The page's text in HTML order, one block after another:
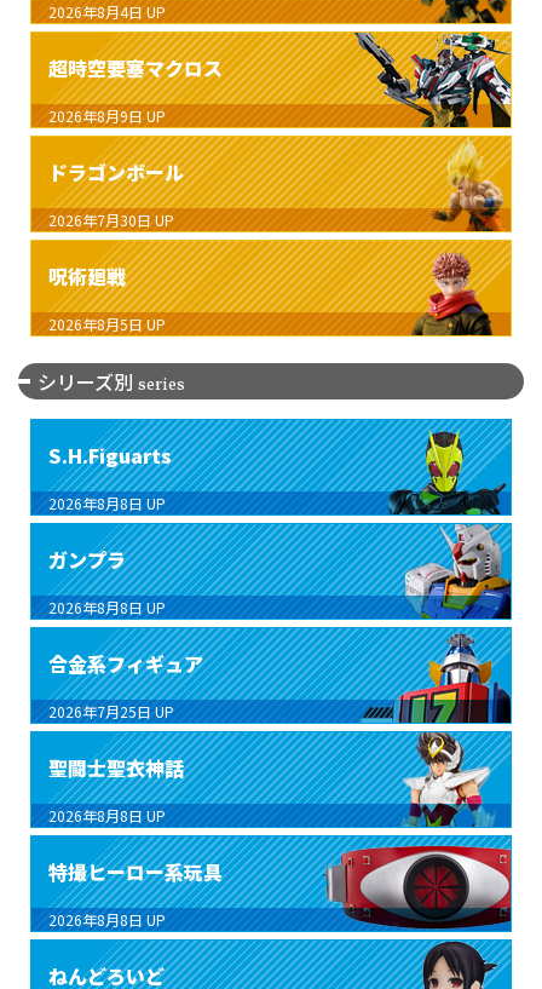
2026年8月4日 UP
超時空要塞マクロス
2026年8月9日 UP
ドラゴンボール
2026年7月30日 UP
呪術廻戦
2026年8月5日 UP
シリーズ別 series
S.H.Figuarts
2026年8月8日 UP
ガンプラ
2026年8月8日 UP
合金系フィギュア
2026年7月25日 UP
聖闘士聖衣神話
2026年8月8日 UP
特撮ヒーロー系玩具
2026年8月8日 UP
ねんどろいど